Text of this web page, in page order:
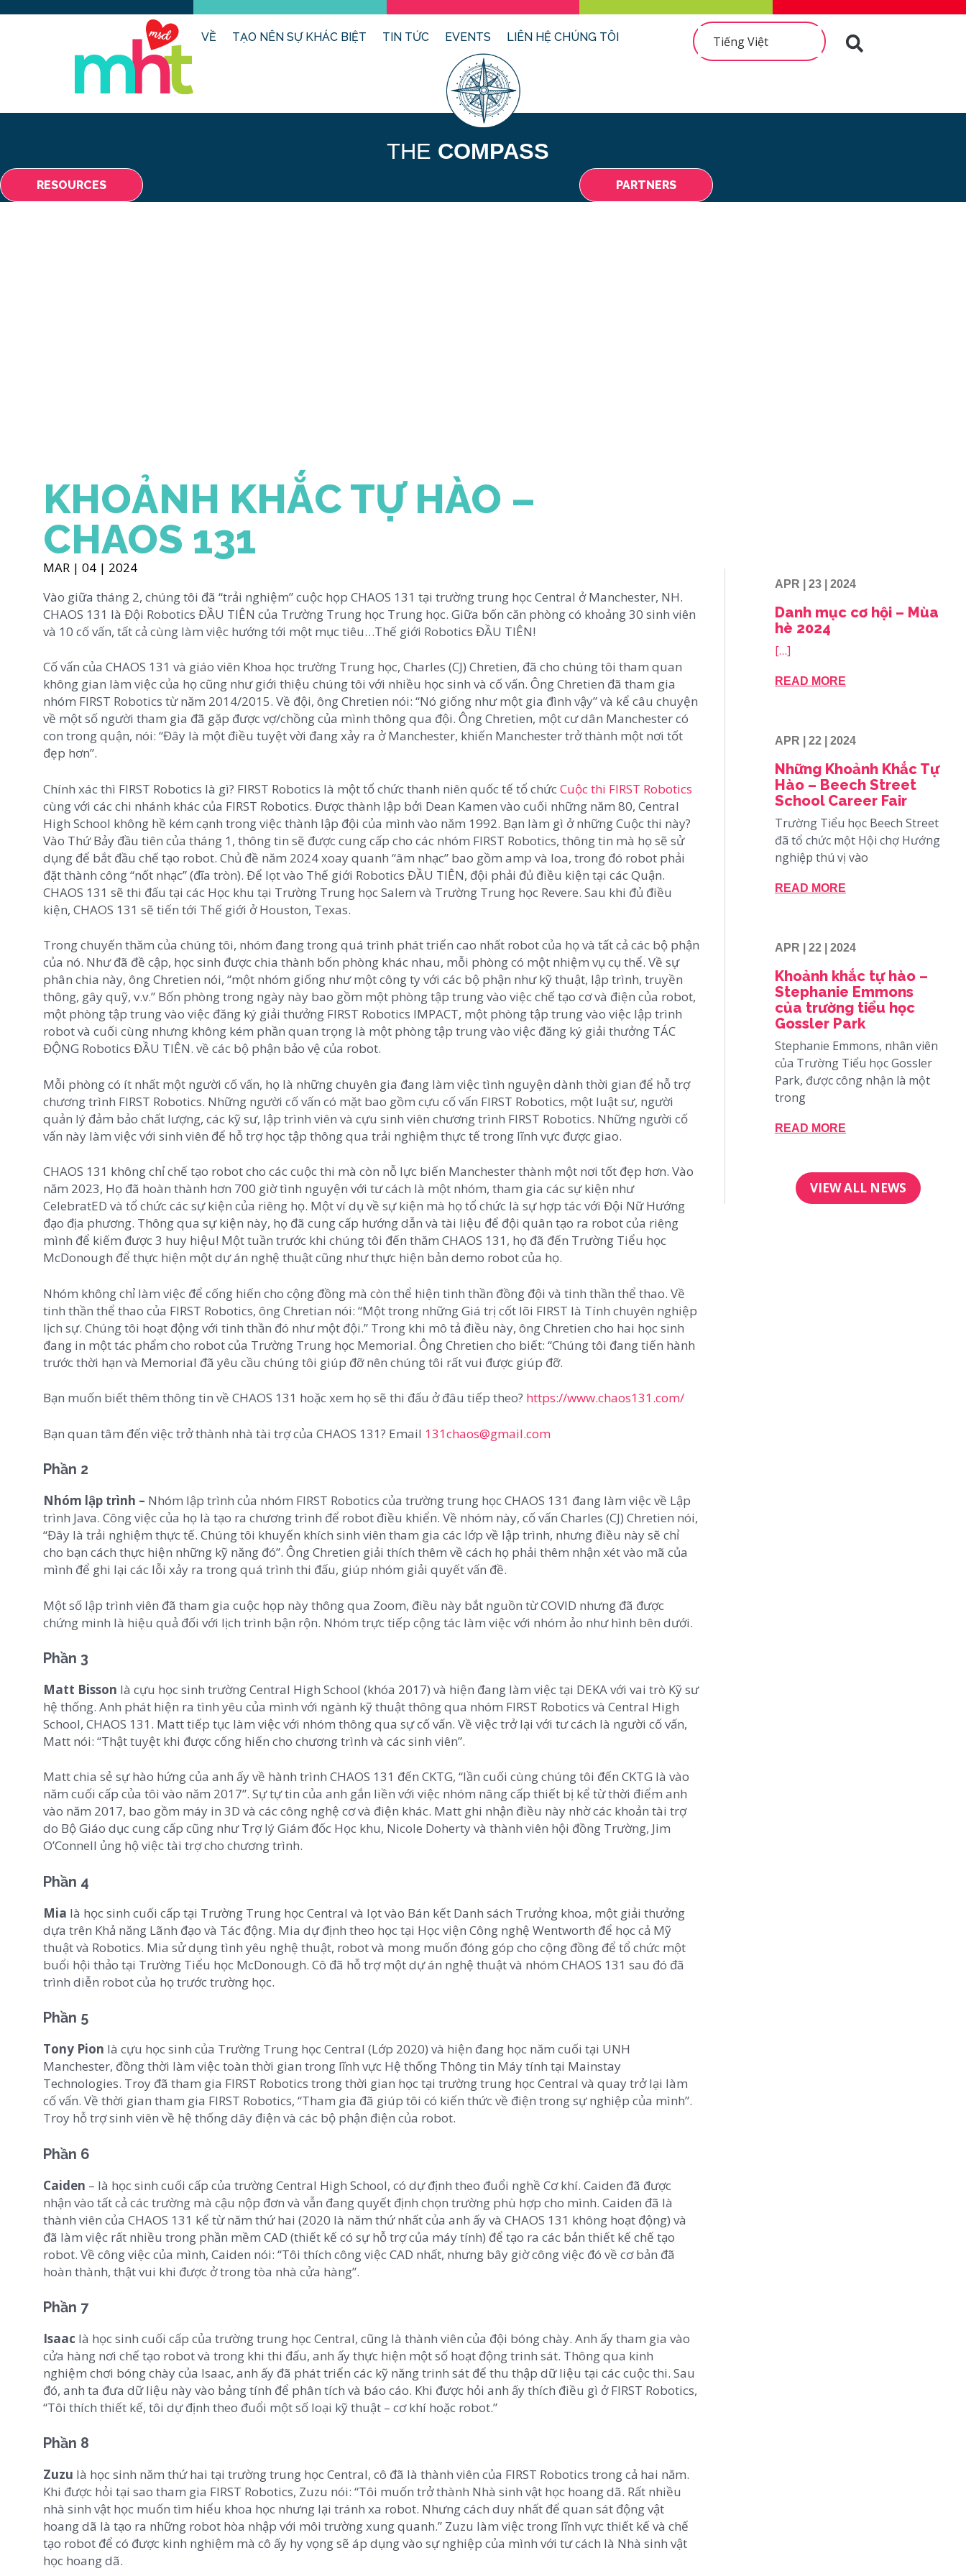
VỀ TẠO NÊN SỰ KHÁC BIỆT TIN TỨC EVENTS LIÊN HỆ CHÚNG TÔI Tiếng Việt
RESOURCES
THE COMPASS
PARTNERS
KHOẢNH KHẮC TỰ HÀO –
CHAOS 131
MAR | 04 | 2024
Vào giữa tháng 2, chúng tôi đã “trải nghiệm” cuộc họp CHAOS 131 tại trường trung học Central ở Manchester, NH.
CHAOS 131 là Đội Robotics ĐẦU TIÊN của Trường Trung học Trung học. Giữa bốn căn phòng có khoảng 30 sinh viên
và 10 cố vấn, tất cả cùng làm việc hướng tới một mục tiêu…Thế giới Robotics ĐẦU TIÊN!
Cố vấn của CHAOS 131 và giáo viên Khoa học trường Trung học, Charles (CJ) Chretien, đã cho chúng tôi tham quan
không gian làm việc của họ cũng như giới thiệu chúng tôi với nhiều học sinh và cố vấn. Ông Chretien đã tham gia
nhóm FIRST Robotics từ năm 2014/2015. Về đội, ông Chretien nói: “Nó giống như một gia đình vậy” và kể câu chuyện
về một số người tham gia đã gặp được vợ/chồng của mình thông qua đội. Ông Chretien, một cư dân Manchester có
con trong quận, nói: “Đây là một điều tuyệt vời đang xảy ra ở Manchester, khiến Manchester trở thành một nơi tốt
đẹp hơn”.
Chính xác thì FIRST Robotics là gì? FIRST Robotics là một tổ chức thanh niên quốc tế tổ chứcCuộc thi FIRST Robotics
cùng với các chi nhánh khác của FIRST Robotics. Được thành lập bởi Dean Kamen vào cuối những năm 80, Central
High School không hề kém cạnh trong việc thành lập đội của mình vào năm 1992. Bạn làm gì ở những Cuộc thi này?
Vào Thứ Bảy đầu tiên của tháng 1, thông tin sẽ được cung cấp cho các nhóm FIRST Robotics, thông tin mà họ sẽ sử
dụng để bắt đầu chế tạo robot. Chủ đề năm 2024 xoay quanh “âm nhạc” bao gồm amp và loa, trong đó robot phải
đặt thành công “nốt nhạc” (đĩa tròn). Để lọt vào Thế giới Robotics ĐẦU TIÊN, đội phải đủ điều kiện tại các Quận.
CHAOS 131 sẽ thi đấu tại các Học khu tại Trường Trung học Salem và Trường Trung học Revere. Sau khi đủ điều
kiện, CHAOS 131 sẽ tiến tới Thế giới ở Houston, Texas.
Trong chuyến thăm của chúng tôi, nhóm đang trong quá trình phát triển cao nhất robot của họ và tất cả các bộ phận
của nó. Như đã đề cập, học sinh được chia thành bốn phòng khác nhau, mỗi phòng có một nhiệm vụ cụ thể. Về sự
phân chia này, ông Chretien nói, “một nhóm giống như một công ty với các bộ phận như kỹ thuật, lập trình, truyền
thông, gây quỹ, v.v.” Bốn phòng trong ngày này bao gồm một phòng tập trung vào việc chế tạo cơ và điện của robot,
một phòng tập trung vào việc đăng ký giải thưởng FIRST Robotics IMPACT, một phòng tập trung vào việc lập trình
robot và cuối cùng nhưng không kém phần quan trọng là một phòng tập trung vào việc đăng ký giải thưởng TÁC
ĐỘNG Robotics ĐẦU TIÊN. về các bộ phận bảo vệ của robot.
Mỗi phòng có ít nhất một người cố vấn, họ là những chuyên gia đang làm việc tình nguyện dành thời gian để hỗ trợ
chương trình FIRST Robotics. Những người cố vấn có mặt bao gồm cựu cố vấn FIRST Robotics, một luật sư, người
quản lý đảm bảo chất lượng, các kỹ sư, lập trình viên và cựu sinh viên chương trình FIRST Robotics. Những người cố
vấn này làm việc với sinh viên để hỗ trợ học tập thông qua trải nghiệm thực tế trong lĩnh vực được giao.
CHAOS 131 không chỉ chế tạo robot cho các cuộc thi mà còn nỗ lực biến Manchester thành một nơi tốt đẹp hơn. Vào
năm 2023, Họ đã hoàn thành hơn 700 giờ tình nguyện với tư cách là một nhóm, tham gia các sự kiện như
CelebratED và tổ chức các sự kiện của riêng họ. Một ví dụ về sự kiện mà họ tổ chức là sự hợp tác với Đội Nữ Hướng
đạo địa phương. Thông qua sự kiện này, họ đã cung cấp hướng dẫn và tài liệu để đội quân tạo ra robot của riêng
mình để kiếm được 3 huy hiệu! Một tuần trước khi chúng tôi đến thăm CHAOS 131, họ đã đến Trường Tiểu học
McDonough để thực hiện một dự án nghệ thuật cũng như thực hiện bản demo robot của họ.
Nhóm không chỉ làm việc để cống hiến cho cộng đồng mà còn thể hiện tinh thần đồng đội và tinh thần thể thao. Về
tinh thần thể thao của FIRST Robotics, ông Chretian nói: “Một trong những Giá trị cốt lõi FIRST là Tính chuyên nghiệp
lịch sự. Chúng tôi hoạt động với tinh thần đó như một đội.” Trong khi mô tả điều này, ông Chretien cho hai học sinh
đang in một tác phẩm cho robot của Trường Trung học Memorial. Ông Chretien cho biết: “Chúng tôi đang tiến hành
trước thời hạn và Memorial đã yêu cầu chúng tôi giúp đỡ nên chúng tôi rất vui được giúp đỡ.
Bạn muốn biết thêm thông tin về CHAOS 131 hoặc xem họ sẽ thi đấu ở đâu tiếp theo? https://www.chaos131.com/
Bạn quan tâm đến việc trở thành nhà tài trợ của CHAOS 131? Email 131chaos@gmail.com
Phần 2
Nhóm lập trình – Nhóm lập trình của nhóm FIRST Robotics của trường trung học CHAOS 131 đang làm việc về Lập
trình Java. Công việc của họ là tạo ra chương trình để robot điều khiển. Về nhóm này, cố vấn Charles (CJ) Chretien nói,
“Đây là trải nghiệm thực tế. Chúng tôi khuyến khích sinh viên tham gia các lớp về lập trình, nhưng điều này sẽ chỉ
cho bạn cách thực hiện những kỹ năng đó”. Ông Chretien giải thích thêm về cách họ phải thêm nhận xét vào mã của
mình để ghi lại các lỗi xảy ra trong quá trình thi đấu, giúp nhóm giải quyết vấn đề.
Một số lập trình viên đã tham gia cuộc họp này thông qua Zoom, điều này bắt nguồn từ COVID nhưng đã được
chứng minh là hiệu quả đối với lịch trình bận rộn. Nhóm trực tiếp cộng tác làm việc với nhóm ảo như hình bên dưới.
Phần 3
Matt Bisson là cựu học sinh trường Central High School (khóa 2017) và hiện đang làm việc tại DEKA với vai trò Kỹ sư
hệ thống. Anh phát hiện ra tình yêu của mình với ngành kỹ thuật thông qua nhóm FIRST Robotics và Central High
School, CHAOS 131. Matt tiếp tục làm việc với nhóm thông qua sự cố vấn. Về việc trở lại với tư cách là người cố vấn,
Matt nói: “Thật tuyệt khi được cống hiến cho chương trình và các sinh viên”.
Matt chia sẻ sự hào hứng của anh ấy về hành trình CHAOS 131 đến CKTG, “lần cuối cùng chúng tôi đến CKTG là vào
năm cuối cấp của tôi vào năm 2017”. Sự tự tin của anh gắn liền với việc nhóm nâng cấp thiết bị kể từ thời điểm anh
vào năm 2017, bao gồm máy in 3D và các công nghệ cơ và điện khác. Matt ghi nhận điều này nhờ các khoản tài trợ
do Bộ Giáo dục cung cấp cũng như Trợ lý Giám đốc Học khu, Nicole Doherty và thành viên hội đồng Trường, Jim
O’Connell ủng hộ việc tài trợ cho chương trình.
Phần 4
Mia là học sinh cuối cấp tại Trường Trung học Central và lọt vào Bán kết Danh sách Trưởng khoa, một giải thưởng
dựa trên Khả năng Lãnh đạo và Tác động. Mia dự định theo học tại Học viện Công nghệ Wentworth để học cả Mỹ
thuật và Robotics. Mia sử dụng tình yêu nghệ thuật, robot và mong muốn đóng góp cho cộng đồng để tổ chức một
buổi hội thảo tại Trường Tiểu học McDonough. Cô đã hỗ trợ một dự án nghệ thuật và nhóm CHAOS 131 sau đó đã
trình diễn robot của họ trước trường học.
Phần 5
Tony Pion là cựu học sinh của Trường Trung học Central (Lớp 2020) và hiện đang học năm cuối tại UNH
Manchester, đồng thời làm việc toàn thời gian trong lĩnh vực Hệ thống Thông tin Máy tính tại Mainstay
Technologies. Troy đã tham gia FIRST Robotics trong thời gian học tại trường trung học Central và quay trở lại làm
cố vấn. Về thời gian tham gia FIRST Robotics, “Tham gia đã giúp tôi có kiến ​​thức về điện trong sự nghiệp của mình”.
Troy hỗ trợ sinh viên về hệ thống dây điện và các bộ phận điện của robot.
Phần 6
Caiden – là học sinh cuối cấp của trường Central High School, có dự định theo đuổi nghề Cơ khí. Caiden đã được
nhận vào tất cả các trường mà cậu nộp đơn và vẫn đang quyết định chọn trường phù hợp cho mình. Caiden đã là
thành viên của CHAOS 131 kể từ năm thứ hai (2020 là năm thứ nhất của anh ấy và CHAOS 131 không hoạt động) và
đã làm việc rất nhiều trong phần mềm CAD (thiết kế có sự hỗ trợ của máy tính) để tạo ra các bản thiết kế chế tạo
robot. Về công việc của mình, Caiden nói: “Tôi thích công việc CAD nhất, nhưng bây giờ công việc đó về cơ bản đã
hoàn thành, thật vui khi được ở trong tòa nhà cửa hàng”.
Phần 7
Isaac là học sinh cuối cấp của trường trung học Central, cũng là thành viên của đội bóng chày. Anh ấy tham gia vào
cửa hàng nơi chế tạo robot và trong khi thi đấu, anh ấy thực hiện một số hoạt động trinh sát. Thông qua kinh
nghiệm chơi bóng chày của Isaac, anh ấy đã phát triển các kỹ năng trinh sát để thu thập dữ liệu tại các cuộc thi. Sau
đó, anh ta đưa dữ liệu này vào bảng tính để phân tích và báo cáo. Khi được hỏi anh ấy thích điều gì ở FIRST Robotics,
“Tôi thích thiết kế, tôi dự định theo đuổi một số loại kỹ thuật – cơ khí hoặc robot.”
Phần 8
Zuzu là học sinh năm thứ hai tại trường trung học Central, cô đã là thành viên của FIRST Robotics trong cả hai năm.
Khi được hỏi tại sao tham gia FIRST Robotics, Zuzu nói: “Tôi muốn trở thành Nhà sinh vật học hoang dã. Rất nhiều
nhà sinh vật học muốn tìm hiểu khoa học nhưng lại tránh xa robot. Nhưng cách duy nhất để quan sát động vật
hoang dã là tạo ra những robot hòa nhập với môi trường xung quanh.” Zuzu làm việc trong lĩnh vực thiết kế và chế
tạo robot để có được kinh nghiệm mà cô ấy hy vọng sẽ áp dụng vào sự nghiệp của mình với tư cách là Nhà sinh vật
học hoang dã.
APR | 23 | 2024
Danh mục cơ hội – Mùa
hè 2024
[…]
READ MORE
APR | 22 | 2024
Những Khoảnh Khắc Tự
Hào – Beech Street
School Career Fair
Trường Tiểu học Beech Street
đã tổ chức một Hội chợ Hướng
nghiệp thú vị vào
READ MORE
APR | 22 | 2024
Khoảnh khắc tự hào –
Stephanie Emmons
của trường tiểu học
Gossler Park
Stephanie Emmons, nhân viên
của Trường Tiểu học Gossler
Park, được công nhận là một
trong
READ MORE
VIEW ALL NEWS